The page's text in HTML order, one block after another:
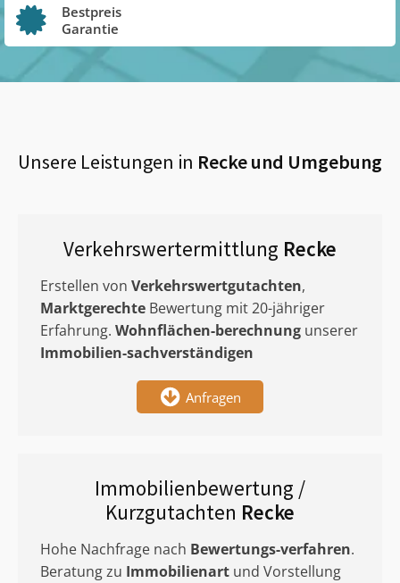
Bestpreis
Garantie
Unsere Leistungen in Reckeund Umgebung
Verkehrswertermittlung Recke
Erstellen von Verkehrswertgutachten,
Marktgerechte Bewertung mit 20-jähriger
Erfahrung. Wohnflächen-berechnung unserer
Immobilien-sachverständigen
Anfragen
Immobilienbewertung /
Kurzgutachten Recke
Hohe Nachfrage nach Bewertungs-verfahren.
Beratung zu Immobilienart und Vorstellung